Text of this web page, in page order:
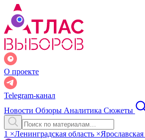
О проекте
Telegram-канал
Новости Обзоры Аналитика Сюжеты
1 ×Ленинградская область ×Ярославская